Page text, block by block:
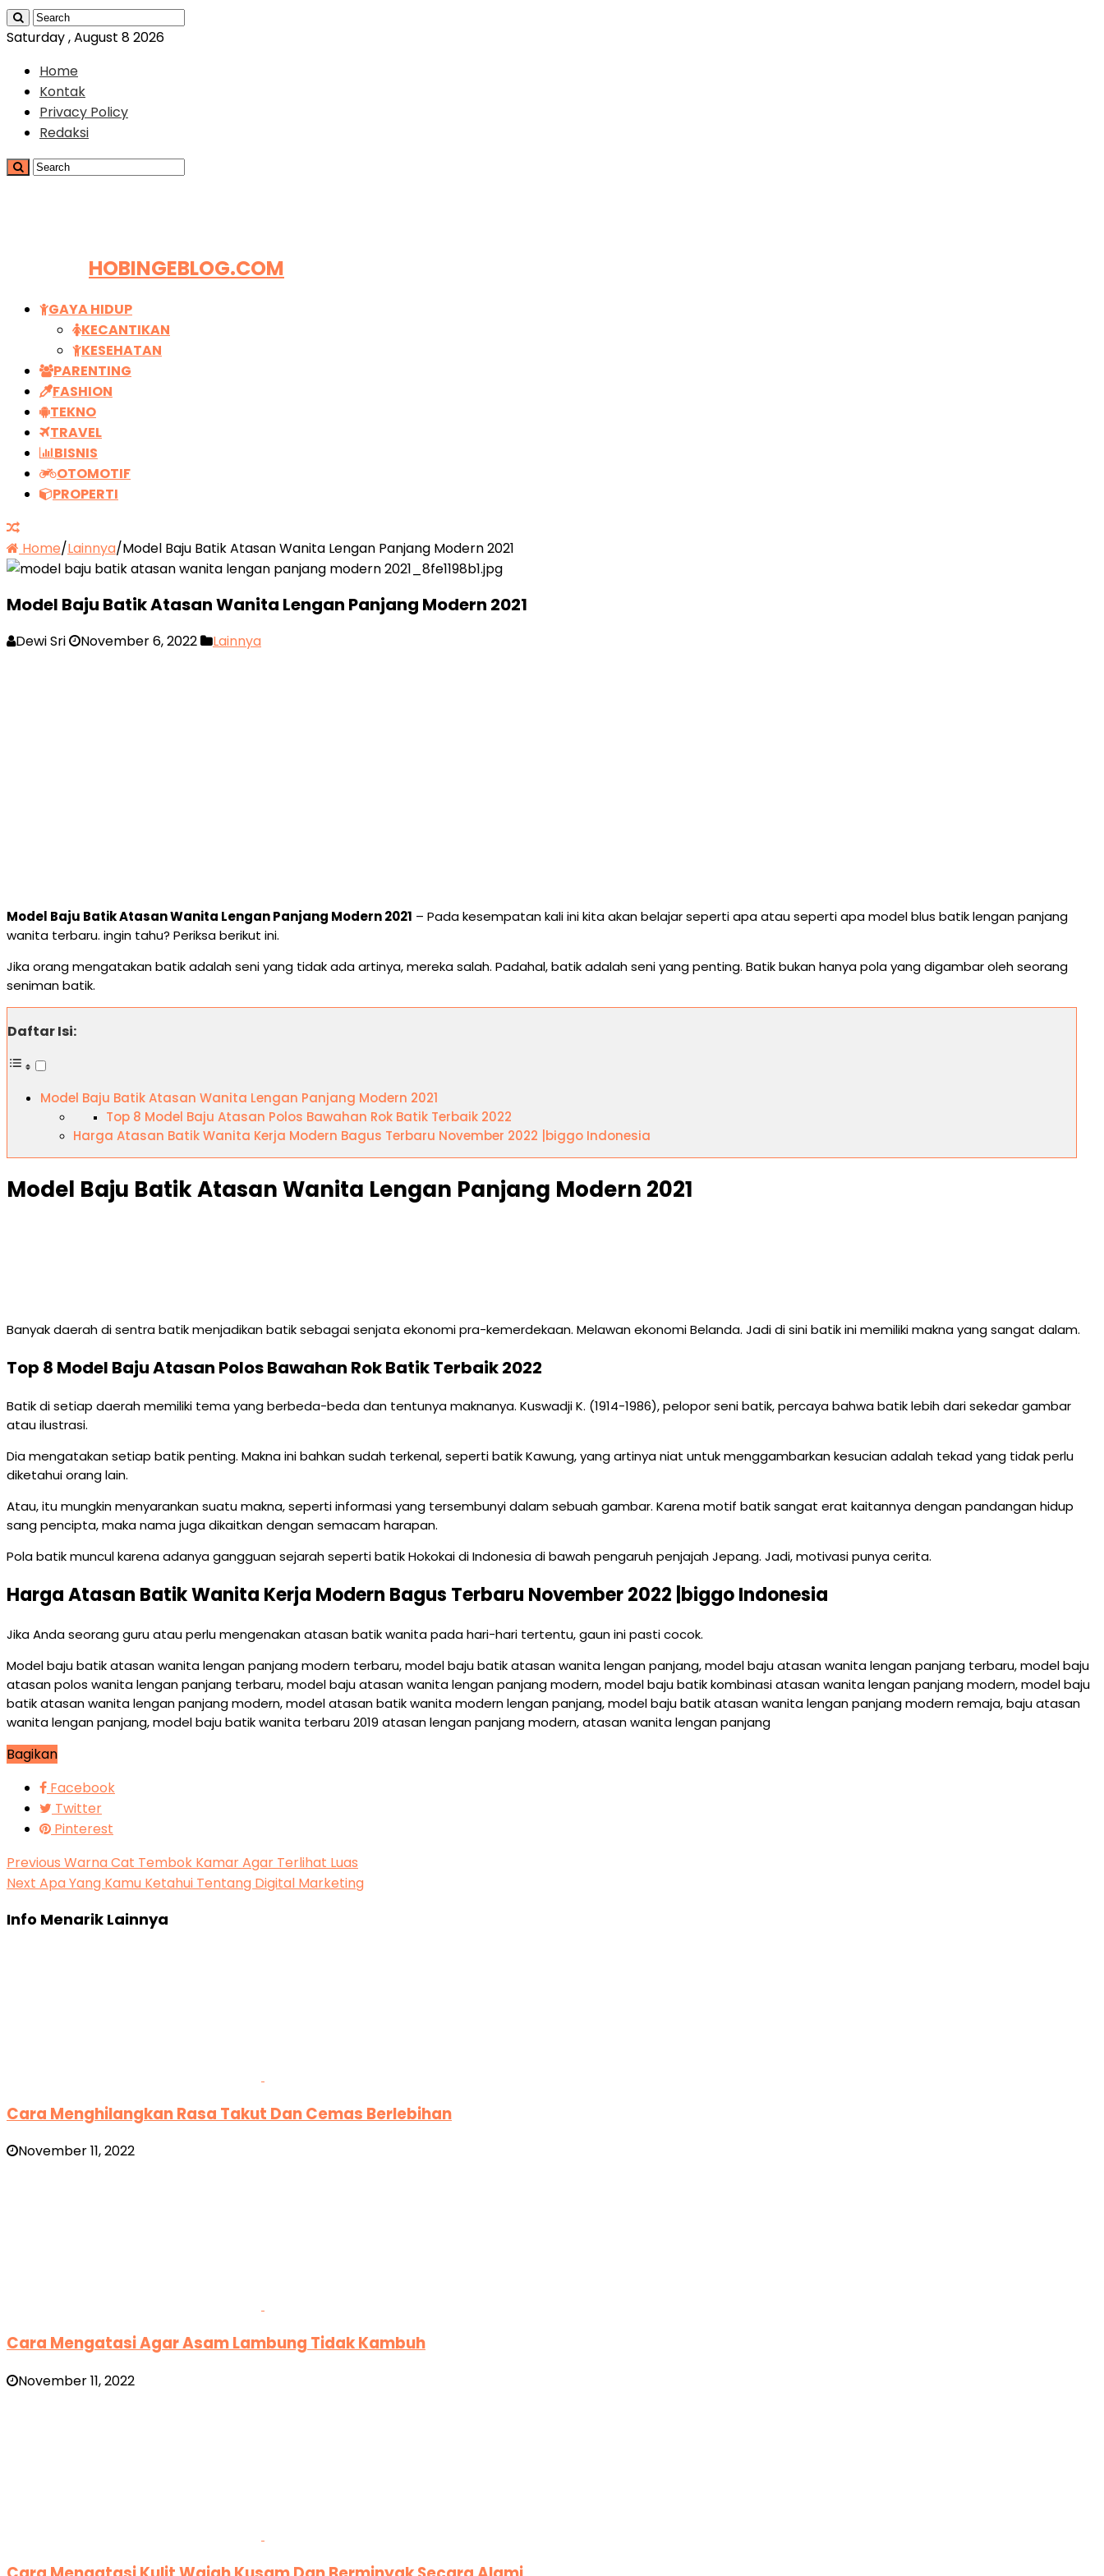
Saturday , August 8 2026
Home
Kontak
Privacy Policy
Redaksi
HOBINGEBLOG.COM
GAYA HIDUP
KECANTIKAN
KESEHATAN
PARENTING
FASHION
TEKNO
TRAVEL
BISNIS
OTOMOTIF
PROPERTI
Home/Lainnya/Model Baju Batik Atasan Wanita Lengan Panjang Modern 2021
Model Baju Batik Atasan Wanita Lengan Panjang Modern 2021
Dewi Sri November 6, 2022 Lainnya
Model Baju Batik Atasan Wanita Lengan Panjang Modern 2021 – Pada kesempatan kali ini kita akan belajar seperti apa atau seperti apa model blus batik lengan panjang
wanita terbaru. ingin tahu? Periksa berikut ini.
Jika orang mengatakan batik adalah seni yang tidak ada artinya, mereka salah. Padahal, batik adalah seni yang penting. Batik bukan hanya pola yang digambar oleh seorang
seniman batik.
Daftar Isi:
Model Baju Batik Atasan Wanita Lengan Panjang Modern 2021
Top 8 Model Baju Atasan Polos Bawahan Rok Batik Terbaik 2022
Harga Atasan Batik Wanita Kerja Modern Bagus Terbaru November 2022 |biggo Indonesia
Model Baju Batik Atasan Wanita Lengan Panjang Modern 2021
Banyak daerah di sentra batik menjadikan batik sebagai senjata ekonomi pra-kemerdekaan. Melawan ekonomi Belanda. Jadi di sini batik ini memiliki makna yang sangat dalam.
Top 8 Model Baju Atasan Polos Bawahan Rok Batik Terbaik 2022
Batik di setiap daerah memiliki tema yang berbeda-beda dan tentunya maknanya. Kuswadji K. (1914-1986), pelopor seni batik, percaya bahwa batik lebih dari sekedar gambar
atau ilustrasi.
Dia mengatakan setiap batik penting. Makna ini bahkan sudah terkenal, seperti batik Kawung, yang artinya niat untuk menggambarkan kesucian adalah tekad yang tidak perlu
diketahui orang lain.
Atau, itu mungkin menyarankan suatu makna, seperti informasi yang tersembunyi dalam sebuah gambar. Karena motif batik sangat erat kaitannya dengan pandangan hidup
sang pencipta, maka nama juga dikaitkan dengan semacam harapan.
Pola batik muncul karena adanya gangguan sejarah seperti batik Hokokai di Indonesia di bawah pengaruh penjajah Jepang. Jadi, motivasi punya cerita.
Harga Atasan Batik Wanita Kerja Modern Bagus Terbaru November 2022 |biggo Indonesia
Jika Anda seorang guru atau perlu mengenakan atasan batik wanita pada hari-hari tertentu, gaun ini pasti cocok.
Model baju batik atasan wanita lengan panjang modern terbaru, model baju batik atasan wanita lengan panjang, model baju atasan wanita lengan panjang terbaru, model baju
atasan polos wanita lengan panjang terbaru, model baju atasan wanita lengan panjang modern, model baju batik kombinasi atasan wanita lengan panjang modern, model baju
batik atasan wanita lengan panjang modern, model atasan batik wanita modern lengan panjang, model baju batik atasan wanita lengan panjang modern remaja, baju atasan
wanita lengan panjang, model baju batik wanita terbaru 2019 atasan lengan panjang modern, atasan wanita lengan panjang
Bagikan
Facebook
Twitter
Pinterest
Previous Warna Cat Tembok Kamar Agar Terlihat Luas
Next Apa Yang Kamu Ketahui Tentang Digital Marketing
Info Menarik Lainnya
Cara Menghilangkan Rasa Takut Dan Cemas Berlebihan
November 11, 2022
Cara Mengatasi Agar Asam Lambung Tidak Kambuh
November 11, 2022